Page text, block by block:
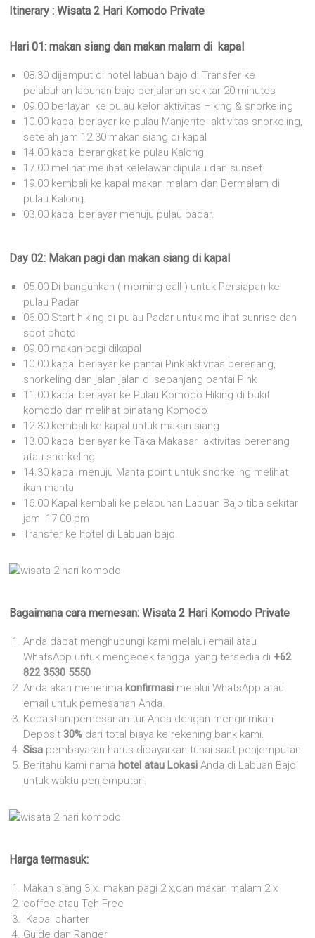
Itinerary : Wisata 2 Hari Komodo Private
Hari 01: makan siang dan makan malam di kapal
08.30 dijemput di hotel labuan bajo di Transfer ke
pelabuhan labuhan bajo perjalanan sekitar 20 minutes
09.00 berlayar ke pulau kelor aktivitas Hiking & snorkeling
10.00 kapal berlayar ke pulau Manjerite aktivitas snorkeling,
setelah jam 12.30 makan siang di kapal
14.00 kapal berangkat ke pulau Kalong
17.00 melihat melihat kelelawar dipulau dan sunset
19.00 kembali ke kapal makan malam dan Bermalam di
pulau Kalong.
03.00 kapal berlayar menuju pulau padar.
Day 02: Makan pagi dan makan siang di kapal
05.00 Di bangunkan ( morning call ) untuk Persiapan ke
pulau Padar
06.00 Start hiking di pulau Padar untuk melihat sunrise dan
spot photo
09.00 makan pagi dikapal
10.00 kapal berlayar ke pantai Pink aktivitas berenang,
snorkeling dan jalan jalan di sepanjang pantai Pink
11.00 kapal berlayar ke Pulau Komodo Hiking di bukit
komodo dan melihat binatang Komodo
12.30 kembali ke kapal untuk makan siang
13.00 kapal berlayar ke Taka Makasar aktivitas berenang
atau snorkeling
14.30 kapal menuju Manta point untuk snorkeling melihat
ikan manta
16.00 Kapal kembali ke pelabuhan Labuan Bajo tiba sekitar
jam 17.00 pm
Transfer ke hotel di Labuan bajo.
Bagaimana cara memesan: Wisata 2 Hari Komodo Private
Anda dapat menghubungi kami melalui email atau
WhatsApp untuk mengecek tanggal yang tersedia di+62
822 3530 5550
Anda akan menerima konfirmasi melalui WhatsApp atau
email untuk pemesanan Anda.
Kepastian pemesanan tur Anda dengan mengirimkan
Deposit30% dari total biaya ke rekening bank kami.
Sisa pembayaran harus dibayarkan tunai saat penjemputan
Beritahu kami nama hotel atau Lokasi Anda di Labuan Bajo
untuk waktu penjemputan.
Harga termasuk:
Makan siang 3 x. makan pagi 2 x,dan makan malam 2 x
coffee atau Teh Free
Kapal charter
Guide dan Ranger